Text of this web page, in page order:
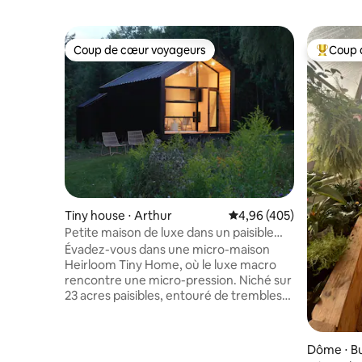
Coup de cœur voyageurs
Coup de cœur voyageurs
Tiny house ⋅ Arthur Évaluation moyenne
4,96 (405)
Petite maison de luxe dans un paisible
domaine de la campagne
Évadez-vous dans une micro-maison
Heirloom Tiny Home, où le luxe macro
rencontre une micro-pression. Niché sur
23 acres paisibles, entouré de trembles
Coups
Coup
Dôme ⋅